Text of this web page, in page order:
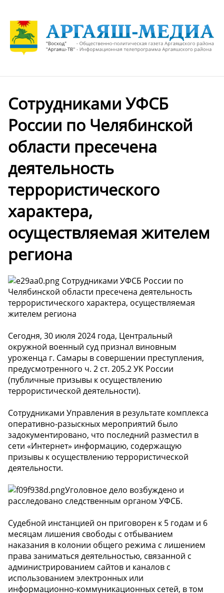
Сотрудниками УФСБ
России по Челябинской
области пресечена
деятельность
террористического
характера,
осуществляемая жителем
региона
Сотрудниками УФСБ России по
Челябинской области пресечена деятельность
террористического характера, осуществляемая
жителем региона
Сегодня, 30 июля 2024 года, Центральный
окружной военный суд признал виновным
уроженца г. Самары в совершении преступления,
предусмотренного ч. 2 ст. 205.2 УК России
(публичные призывы к осуществлению
террористической деятельности).
Сотрудниками Управления в результате комплекса
оперативно-разыскных мероприятий было
задокументировано, что последний разместил в
сети «Интернет» информацию, содержащую
призывы к осуществлению террористической
деятельности.
Уголовное дело возбуждено и
расследовано следственным органом УФСБ.
Судебной инстанцией он приговорен к 5 годам и 6
месяцам лишения свободы с отбыванием
наказания в колонии общего режима с лишением
права заниматься деятельностью, связанной с
администрированием сайтов и каналов с
использованием электронных или
информационно-коммуникационных сетей, в том